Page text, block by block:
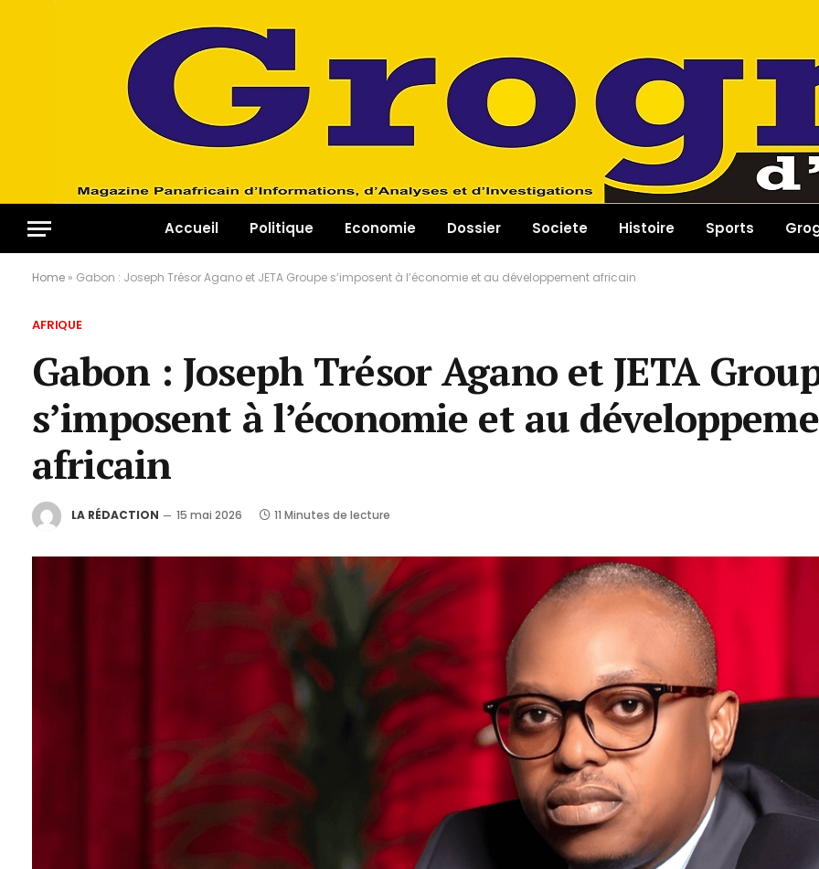
Accueil Politique Economie Dossier Societe Histoire Sports
Home » Gabon : Joseph Trésor Agano et JETA Groupe s’imposent à l’économie et au développement africain
AFRIQUE
Gabon : Joseph Trésor Agano et JETA
s’imposent à l’économie et au
africain
LA RÉDACTION 15 mai 2026 11 Minutes de lecture